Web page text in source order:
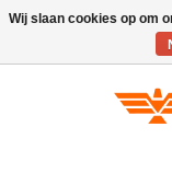
Wij slaan cookies op om